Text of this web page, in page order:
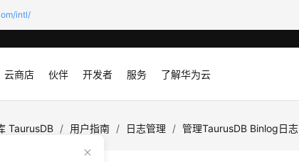
intl/
云商店 伙伴 开发者 服务 了解华为云
TaurusDB / 用户指南 / 日志管理 / 管理TaurusDB Binlog日志